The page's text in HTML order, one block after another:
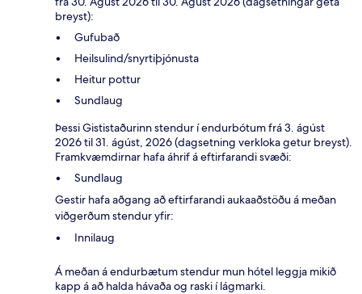
breyst):
Gufubað
Heilsulind/snyrtiþjónusta
Heitur pottur
Sundlaug
Þessi Gististaðurinn stendur í endurbótum frá 3. ágúst
2026 til 31. ágúst, 2026 (dagsetning verkloka getur breyst).
Framkvæmdirnar hafa áhrif á eftirfarandi svæði:
Sundlaug
Gestir hafa aðgang að eftirfarandi aukaaðstöðu á meðan
viðgerðum stendur yfir:
Innilaug
Á meðan á endurbætum stendur mun hótel leggja mikið
kapp á að halda hávaða og raski í lágmarki.